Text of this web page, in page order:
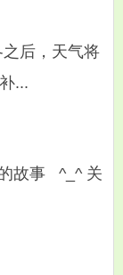
后，天气将
...
故事 ^_^ 关